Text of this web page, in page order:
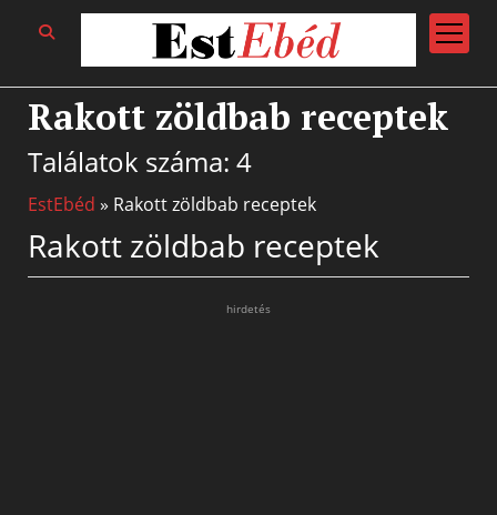
open
menu
Rakott zöldbab receptek
Találatok száma: 4
EstEbéd » Rakott zöldbab receptek
Rakott zöldbab receptek
hirdetés